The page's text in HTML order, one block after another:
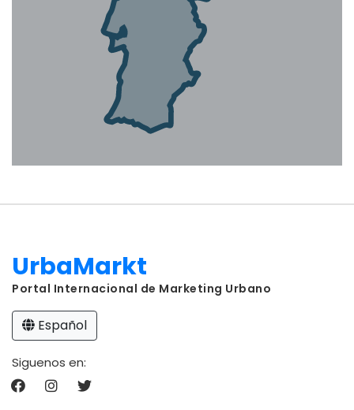
UrbaMarkt
Portal Internacional de Marketing Urbano
Español
Siguenos en: